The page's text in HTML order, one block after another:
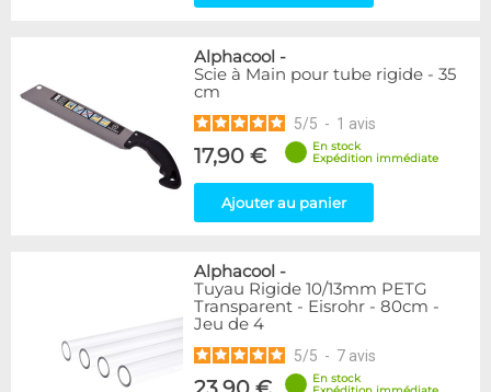
Alphacool -
Scie à Main pour tube rigide - 35
cm
5/5 - 1 avis
17,90 €
En stock
Expédition immédiate
Ajouter au panier
Alphacool -
Tuyau Rigide 10/13mm PETG
Transparent - Eisrohr - 80cm -
Jeu de 4
5/5 - 7 avis
En stock